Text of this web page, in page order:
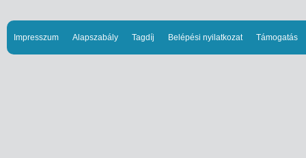
Impresszum Alapszabály Tagdíj Belépési nyilatkozat Támogatás